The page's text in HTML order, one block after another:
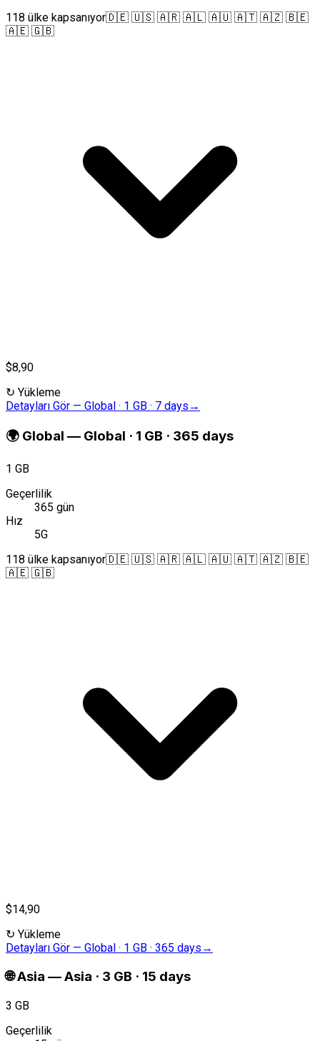
118 ülke kapsanıyor🇩🇪 🇺🇸 🇦🇷 🇦🇱 🇦🇺 🇦🇹 🇦🇿 🇧🇪
🇦🇪 🇬🇧
$8,90
↻ Yükleme
Detayları Gör — Global · 1 GB · 7 days →
🌍 Global — Global · 1 GB · 365 days
1 GB
Geçerlilik
365 gün
Hız
5G
118 ülke kapsanıyor🇩🇪 🇺🇸 🇦🇷 🇦🇱 🇦🇺 🇦🇹 🇦🇿 🇧🇪
🇦🇪 🇬🇧
$14,90
↻ Yükleme
Detayları Gör — Global · 1 GB · 365 days →
🌐Asia —Asia · 3 GB · 15 days
3 GB
Geçerlilik